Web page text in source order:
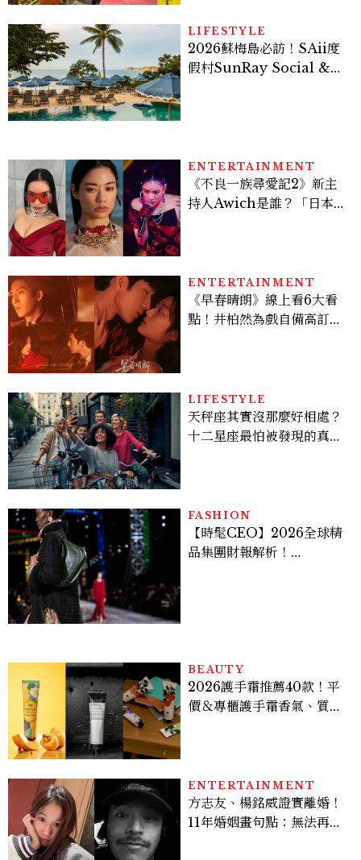
LIFESTYLE
2026蘇梅島必訪！SAii度
假村SunRay Social &
ENTERTAINMENT
《不良一族尋愛記2》新主
持人Awich是誰？「日本嘻
ENTERTAINMENT
《早春晴朗》線上看6大看
點！井柏然為戲自備高訂，
LIFESTYLE
天秤座其實沒那麼好相處？
十二星座最怕被發現的真實
FASHION
【時髦CEO】2026全球精
品集團財報解析！
BEAUTY
2026護手霜推薦40款！平
價＆專櫃護手霜香氣、質
ENTERTAINMENT
方志友、楊銘威證實離婚！
11年婚姻畫句點：無法再做